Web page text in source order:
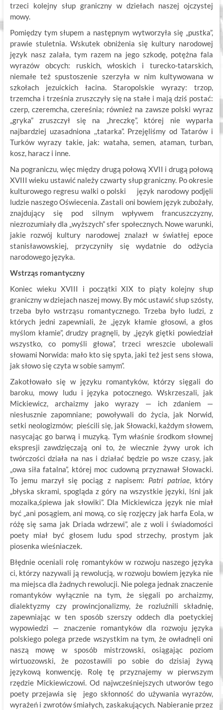
trzeci kolejny słup graniczny w dziełach naszej ojczystej
mowy.
Pomiędzy tym słupem a następnym wytworzyła się „pustka”,
prawie stuletnia. Wskutek obniżenia się kultury narodowej
język nasz zalała, tym razem na jego szkodę, potężna fala
wyrazów obcych: ruskich, włoskich i turecko-tatarskich,
niemałe też spustoszenie szerzyła w nim kultywowana w
szkołach jezuickich łacina. Staropolskie wyrazy: trzop,
trzemcha i trześnia zruszczyły się na stałe i mają dziś postać:
czerp, czeremcha, czereśnia; również na zawsze polski wyraz
„gryka” zruszczył się na „hreczkę”, której nie wyparła
najbardziej uzasadniona ,,tatarka”. Przejęliśmy od Tatarów i
Turków wyrazy takie, jak: wataha, semen, ataman, turban,
kosz, haracz i inne.
Na pograniczu, więc między drugą połową XVII i drugą połową
XVIII wieku ustawić należy czwarty słup graniczny. Po okresie
kulturowego regresu walki o polski język narodowy podjęli
ludzie naszego Oświecenia. Zastali oni bowiem język zubożały,
znajdujący się pod silnym wpływem francuszczyzny,
niezrozumiały dla „wyższych” sfer społecznych. Nowe warunki,
jakie rozwój kultury narodowej znalazł w światłej epoce
stanisławowskiej, przyczyniły się wydatnie do odżycia
narodowego języka.
Wstrząs romantyczny
Koniec wieku XVIII i początki XIX to piąty kolejny słup
graniczny w dziejach naszej mowy. By móc ustawić słup szósty,
trzeba było wstrząsu romantycznego. Trzeba było ludzi, z
których jedni zapewniali, że „język kłamie głosowi, a głos
myślom kłamie”, drudzy pragnęli, by „język giętki powiedział
wszystko, co pomyśli głowa”, trzeci wreszcie ubolewali
słowami Norwida: mało kto się spyta, jaki też jest sens słowa,
jak słowo się czyta w sobie samym”.
Zakotłowało się w języku romantyków, którzy sięgali do
baroku, mowy ludu i języka potocznego. Wskrzeszali, jak
Mickiewicz, archaizmy jako wyrazy — ich zdaniem —
niesłusznie zapomniane; powoływali do życia, jak Norwid,
setki neologizmów; pieścili się, jak Słowacki, każdym słowem,
nasycając go barwą i muzyką. Tym właśnie środkom słownej
ekspresji zawdzięczają oni to, że wiecznie żywy urok ich
twórczości działa na nas i działać będzie po wsze czasy, jak
„owa siła fatalna”, której moc cudowną przyznawał Słowacki.
To jemu marzył się pociąg z napisem: Patri patriae, który
„błyska skrami, spogląda z góry na wszystkie języki, lśni jak
mozaika,śpiewa jak słowiki”. Dla Mickiewicza język nie miał
być „ani posągiem, ani mową, co się rozjęczy jak harfa Eola, w
różę się sama jak Driada wdrzewi”, ale z woli i świadomości
poety miał być głosem ludu spod strzechy, prostym jak
piosenka wieśniaczek.
Błędnie oceniali rolę romantyków w rozwoju naszego języka
ci, którzy nazywali ją rewolucją, w rozwoju bowiem języka nie
ma miejsca dla żadnych rewolucji. Nie polega jednak znaczenie
romantyków wyłącznie na tym, że sięgali po archaizmy,
dialektyzmy czy prowincjonalizmy, że rozluźnili składnię,
zapewniając w ten sposób szerszy oddech dla poetyckiej
wypowiedzi — znaczenie romantyków dla rozwoju języka
polskiego polega przede wszystkim na tym, że owładnęli oni
naszą mowę w sposób mistrzowski, osiągając poziom
wirtuozowski, że pozostawili po sobie do dzisiaj żywą
językową konwencję. Rolę tę przyznajemy w pierwszym
rzędzie Mickiewiczowi. Od najwcześniejszych utworów tego
poety przejawia się jego skłonność do używania wyrazów,
wyrażeń i zwrotów śmiałych, zaskakujących. Nabieranie przez